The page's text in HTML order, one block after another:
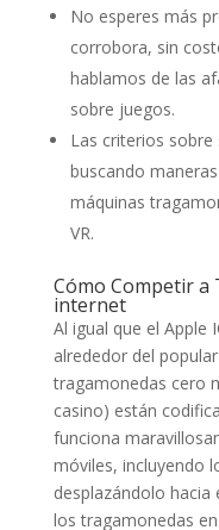
No esperes más
corrobora, sin
hablamos de las
sobre juegos.
Las criterios
buscando
máquinas
VR.
Cómo Competir a
internet
Al igual que el Apple
alrededor del
tragamonedas cero
casino) están
funciona
móviles, incluyendo
desplazándolo hacia
los tragamonedas